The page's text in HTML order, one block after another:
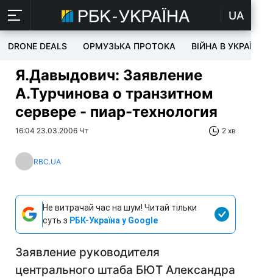
UA
DRONE DEALS ОРМУЗЬКА ПРОТОКА ВІЙНА В УКРАЇНІ
Я.Давыдович: Заявление
А.Турчинова о транзитном
сервере - пиар-технология
16:04 23.03.2006 Чт 2 хв
RBC.UA
Не витрачай час на шум! Читай тільки
суть з РБК-Україна у Google
Заявление руководителя
центрального штаба БЮТ Александра